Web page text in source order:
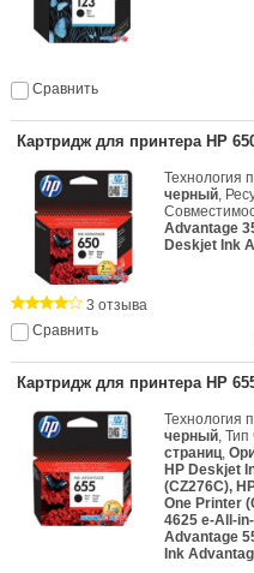
Сравнить
Картридж для принтера HP
Технология
черный,
Advantage
Deskjet Ink
Сравнить
3 отзыва
Картридж для принтера HP
Технология
черный,
страниц,
HP Deskjet
(CZ276C),
One Printer
4625 e-All-
Advantage
Ink